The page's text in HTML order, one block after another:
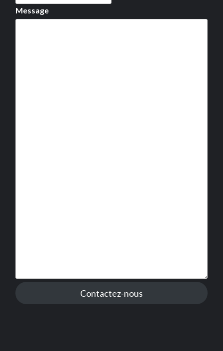
Message
Contactez-nous